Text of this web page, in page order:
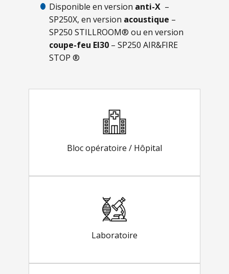
Disponible en version anti-X –
SP250X, en version acoustique –
SP250 STILLROOM® ou en version
coupe-feu EI30 – SP250 AIR&FIRE
STOP ®
Bloc opératoire / Hôpital
Laboratoire